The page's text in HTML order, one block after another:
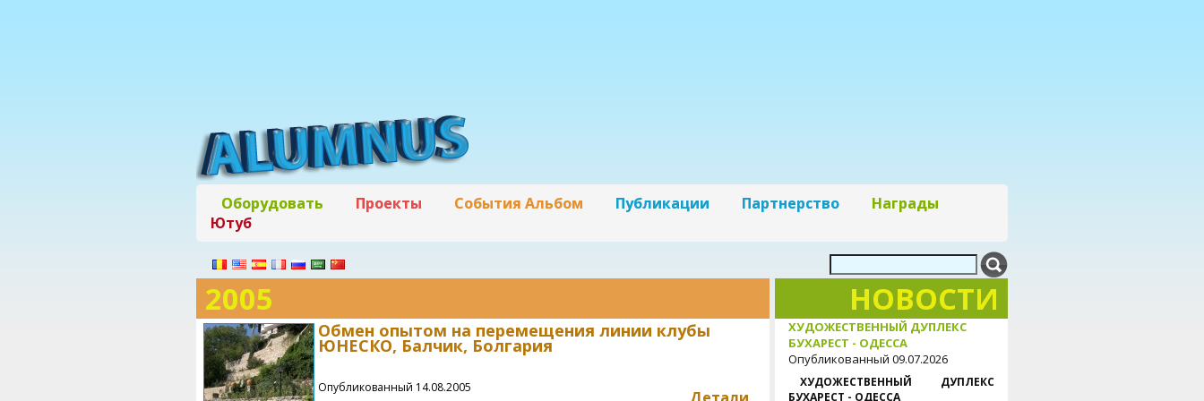
Оборудовать Проекты События Альбом Публикации Партнерство
Награды
Ютуб
2005
Обмен опытом на перемещения линии клубы
ЮНЕСКО, Балчик, Болгария
Опубликованный 14.08.2005
НОВОСТИ
ХУДОЖЕСТВЕННЫЙ ДУПЛЕКС
БУХАРЕСТ - ОДЕССА
Опубликованный 09.07.2026
ХУДОЖЕСТВЕННЫЙ ДУПЛЕКС
БУХАРЕСТ - ОДЕССА